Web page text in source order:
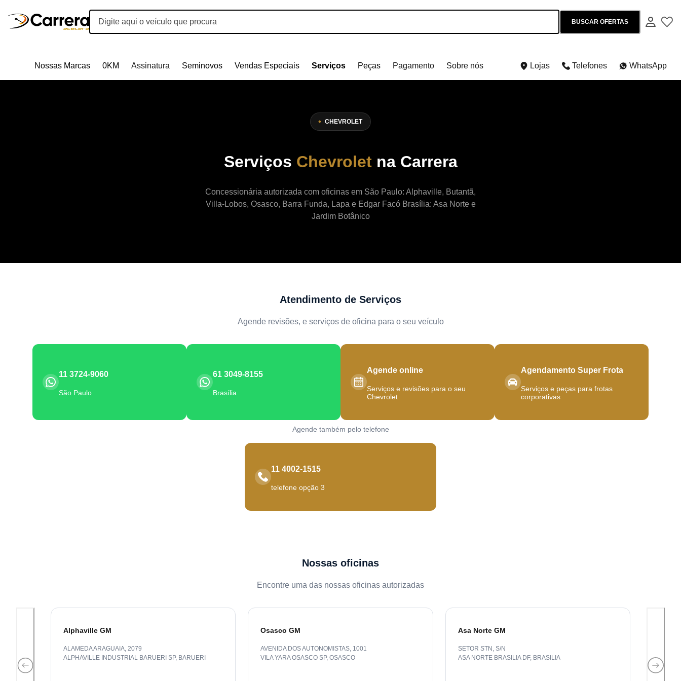
BUSCAR OFERTAS
Nossas Marcas 0KM Assinatura Seminovos Vendas Especiais Serviços Peças Pagamento Sobre nós Lojas Telefones WhatsApp
CHEVROLET
Serviços Chevrolet na Carrera
Concessionária autorizada com oficinas em São Paulo: Alphaville, Butantã,
Villa-Lobos, Osasco, Barra Funda, Lapa e Edgar Facó Brasília: Asa Norte e
Jardim Botânico
Atendimento de Serviços
Agende revisões, e serviços de oficina para o seu veículo
11 3724-9060
São Paulo
61 3049-8155
Brasília
Agende online
Serviços e revisões para o seu
Chevrolet
Agendamento Super Frota
Serviços e peças para frotas
corporativas
Agende também pelo telefone
11 4002-1515
telefone opção 3
Nossas oficinas
Encontre uma das nossas oficinas autorizadas
Alphaville GM
ALAMEDA ARAGUAIA, 2079
ALPHAVILLE INDUSTRIAL BARUERI SP, BARUERI
Osasco GM
AVENIDA DOS AUTONOMISTAS, 1001
VILA YARA OSASCO SP,OSASCO
Asa Norte GM
SETOR STN, S/N
ASA NORTE BRASILIA DF, BRASILIA
Barra